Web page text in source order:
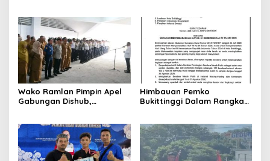
2026
Wako Ramlan Pimpin Apel
Gabungan Dishub,
Pelajar
Himbauan Pemko
Bukittinggi Dalam Rangka
Republik Indonesia